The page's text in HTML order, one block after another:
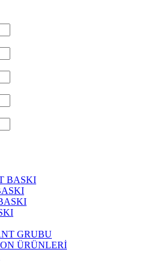
BASKI
GRUBU
ÜRÜNLERİ